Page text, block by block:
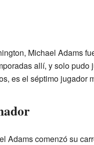
Michael Adams
allí, y solo
es el séptimo jugador
Adams comenzó su